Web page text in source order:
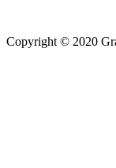
Copyright © 2020